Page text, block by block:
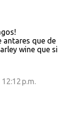
antares que de
wine que si
p.m.